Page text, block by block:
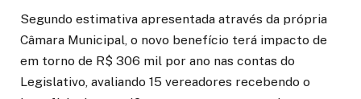
Segundo estimativa apresentada através da própria
Câmara Municipal, o novo benefício terá impacto de
em torno de R$ 306 mil por ano nas contas do
Legislativo, avaliando 15 vereadores recebendo o